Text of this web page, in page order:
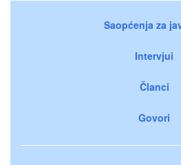
Saopćenja za
Intervjui
Članci
Govori